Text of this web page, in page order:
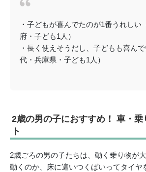
・子どもが喜んでたのが1番うれしい
府・子ども1人）
・長く使えそうだし、子どもも喜ん
代・兵庫県・子ども1人）
2歳の男の子におすすめ！ 車・
ト
2歳ごろの男の子たちは、動く乗り物が
動くのか、床に這いつくばいってタイヤ